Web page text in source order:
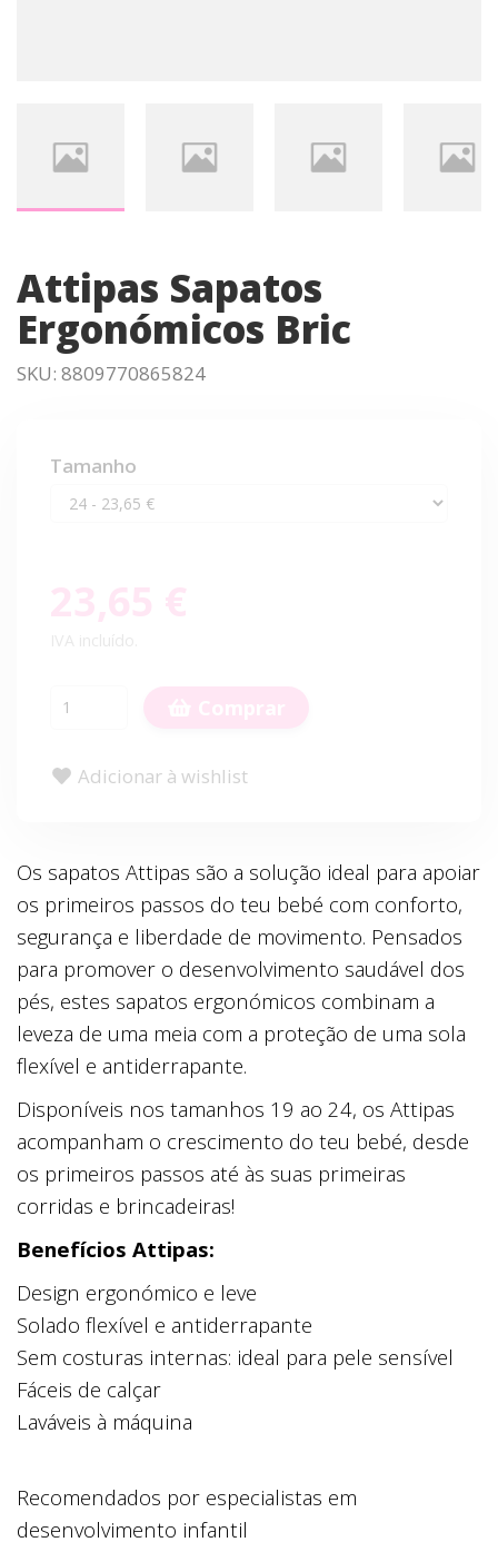
Attipas Sapatos
Ergonómicos Bric
SKU: 8809770865824
Tamanho
23,65 €
Comprar
Adicionar à wishlist
Os sapatos Attipas são a solução ideal para apoiar
os primeiros passos do teu bebé com conforto,
segurança e liberdade de movimento. Pensados
para promover o desenvolvimento saudável dos
pés, estes sapatos ergonómicos combinam a
leveza de uma meia com a proteção de uma sola
flexível e antiderrapante.
Disponíveis nos tamanhos 19 ao 24, os Attipas
acompanham o crescimento do teu bebé, desde
os primeiros passos até às suas primeiras
corridas e brincadeiras!
Benefícios Attipas:
Design ergonómico e leve
Solado flexível e antiderrapante
Sem costuras internas: ideal para pele sensível
Fáceis de calçar
Laváveis à máquina
Recomendados por especialistas em
desenvolvimento infantil